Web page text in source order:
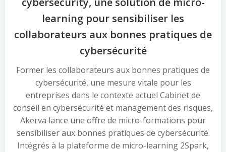
learning pour sensibiliser les
collaborateurs aux bonnes pratiques de
cybersécurité
Former les collaborateurs aux bonnes pratiques de
cybersécurité, une mesure vitale pour les
entreprises dans le contexte actuel Cabinet de
conseil en cybersécurité et management des risques,
Akerva lance une offre de micro-formations pour
sensibiliser aux bonnes pratiques de cybersécurité.
Intégrés à la plateforme de micro-learning 2Spark,